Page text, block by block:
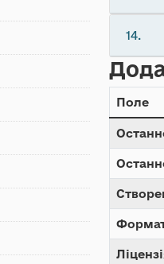
14.
Поле